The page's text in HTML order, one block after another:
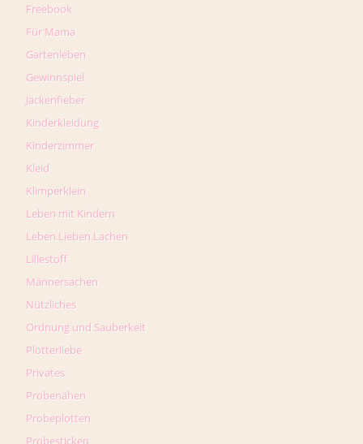
Freebook
Für Mama
Gartenleben
Gewinnspiel
Jackenfieber
Kinderkleidung
Kinderzimmer
Kleid
Klimperklein
Leben mit Kindern
Leben.Lieben.Lachen
Lillestoff
Männersachen
Nützliches
Ordnung und Sauberkeit
Plotterliebe
Privates
Probenähen
Probeplotten
Probesticken